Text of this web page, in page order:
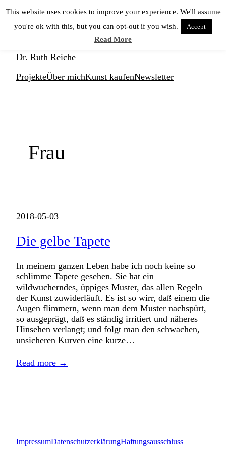
Zum
springen
KUNSTNERD
Dr. Ruth Reiche
ProjekteÜber michKunst kaufenNewsletter
Frau
2018-05-03
Die gelbe Tapete
In meinem ganzen Leben habe ich noch keine so
schlimme Tapete gesehen. Sie hat ein
wildwucherndes, üppiges Muster, das allen Regeln
der Kunst zuwiderläuft. Es ist so wirr, daß einem die
Augen flimmern, wenn man dem Muster nachspürt,
so ausgeprägt, daß es ständig irritiert und näheres
Hinsehen verlangt; und folgt man den schwachen,
unsicheren Kurven eine kurze…
Read more →
ImpressumDatenschutzerklärungHaftungsausschluss
This website uses cookies to improve your experience. We'll assume
you're ok with this, but you can opt-out if you wish.
Accept
Read More